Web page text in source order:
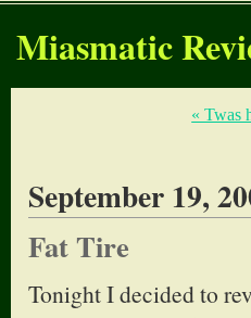
Miasmatic
« Twas
September 19,
Fat Tire
Tonight I decided to